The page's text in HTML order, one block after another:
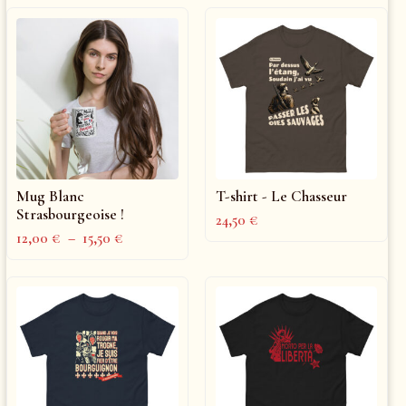
Mug Blanc
Strasbourgeoise !
12,00€ – 15,50€
T-shirt - Le Chasseur
24,50€